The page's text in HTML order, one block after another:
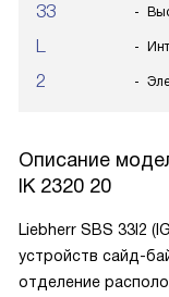
33
L
2
Описание
IK 2320 20
Liebherr SBS 33I2
устройств сайд-
отделение